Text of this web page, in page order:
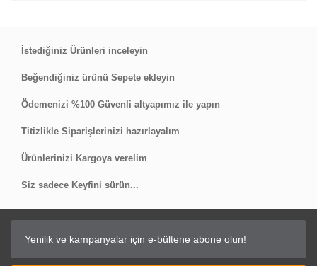
İstediğiniz Ürünleri inceleyin
Beğendiğiniz ürünü Sepete ekleyin
Ödemenizi %100 Güvenli altyapımız ile yapın
Titizlikle Siparişlerinizi hazırlayalım
Ürünlerinizi Kargoya verelim
Siz sadece Keyfini sürün...